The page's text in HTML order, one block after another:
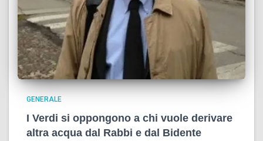
GENERALE
I Verdi si oppongono a chi vuole derivare
altra acqua dal Rabbi e dal Bidente